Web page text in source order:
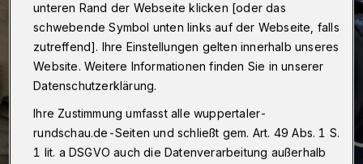
unteren Rand der Webseite klicken [oder das
schwebende Symbol unten links auf der Webseite, falls
zutreffend]. Ihre Einstellungen gelten innerhalb unseres
Website. Weitere Informationen finden Sie in unserer
Datenschutzerklärung.
Ihre Zustimmung umfasst alle wuppertaler-
rundschau.de-Seiten und schließt gem. Art. 49 Abs. 1 S.
1 lit. a DSGVO auch die Datenverarbeitung außerhalb